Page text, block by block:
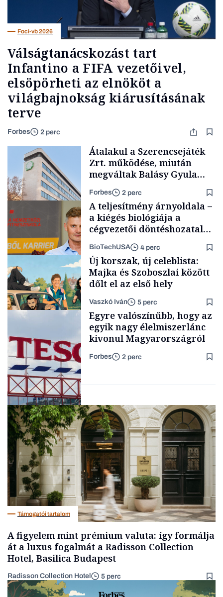
Foci-vb 2026
Válságtanácskozást tart
Infantino a FIFA vezetőivel,
elsöpörheti az elnököt a
világbajnokság kiárusításának
terve
Forbes 2 perc
Társadalom
Átalakul a Szerencsejáték
Zrt. működése, miután
megváltak Balásy Gyula
cégétől
Forbes 2 perc
Content Lab HUB
A teljesítmény árnyoldala –
a kiégés biológiája a
cégvezetői döntéshozatal
BioTechUSA 4 perc
Lista
Új korszak, új celeblista:
Majka és Szoboszlai között
dőlt el az első hely
Vaszkó Iván 5 perc
Nemzetközi cégek
Egyre valószínűbb, hogy az
egyik nagy élelmiszerlánc
kivonul Magyarországról
Forbes 2 perc
Támogatói tartalom
A figyelem mint prémium valuta: így formálja
át a luxus fogalmát a Radisson Collection
Hotel, Basilica Budapest
Radisson Collection Hotel 5 perc